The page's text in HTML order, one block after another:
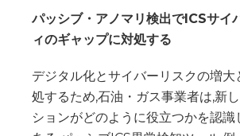
パッシブ・アノマリ検出でICSサイ
ィのギャップに対処する
デジタル化とサイバーリスクの増大
処するため,石油・ガス事業者は,新
ションがどのように役立つかを認